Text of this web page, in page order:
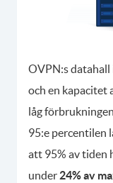
OVPN:s datahall
och en kapacitet
låg
95:e percentilen
att 95% av tiden
under 24% av